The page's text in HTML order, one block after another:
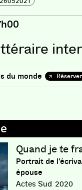
du monde Réserver
Quand je te
Portrait de
épouse
Actes Sud 2020